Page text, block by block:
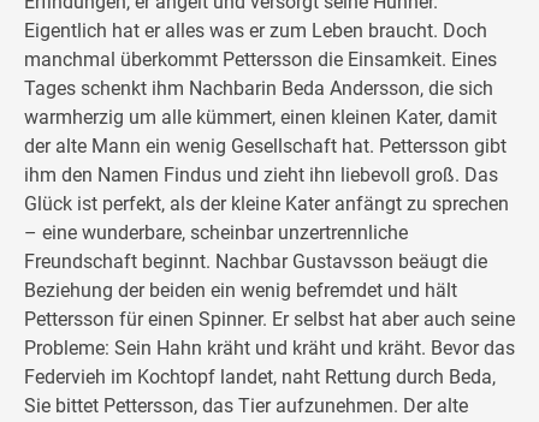
Eigentlich hat er alles was er zum Leben braucht. Doch
manchmal überkommt Pettersson die Einsamkeit. Eines
Tages schenkt ihm Nachbarin Beda Andersson, die sich
warmherzig um alle kümmert, einen kleinen Kater, damit
der alte Mann ein wenig Gesellschaft hat. Pettersson gibt
ihm den Namen Findus und zieht ihn liebevoll groß. Das
Glück ist perfekt, als der kleine Kater anfängt zu sprechen
– eine wunderbare, scheinbar unzertrennliche
Freundschaft beginnt. Nachbar Gustavsson beäugt die
Beziehung der beiden ein wenig befremdet und hält
Pettersson für einen Spinner. Er selbst hat aber auch seine
Probleme: Sein Hahn kräht und kräht und kräht. Bevor das
Federvieh im Kochtopf landet, naht Rettung durch Beda,
Sie bittet Pettersson, das Tier aufzunehmen. Der alte